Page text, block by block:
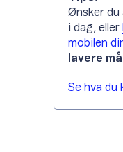
Ønsker du
i dag, eller
mobilen
lavere
Se hva